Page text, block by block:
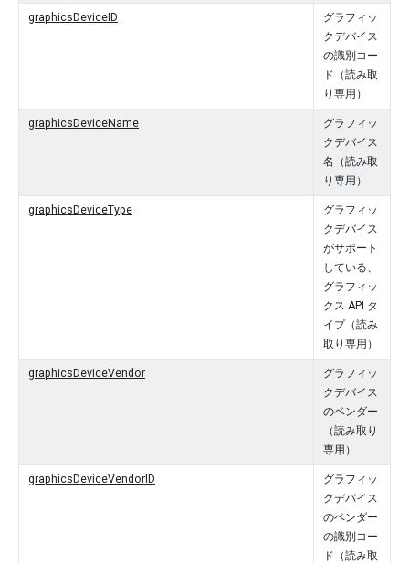
graphicsDeviceID
グラフィッ
クデバイス
の識別コー
ド（読み取
り専用）
graphicsDeviceName
グラフィッ
クデバイス
名（読み取
り専用）
graphicsDeviceType
グラフィッ
クデバイス
がサポート
している、
グラフィッ
クス API タ
イプ（読み
取り専用）
graphicsDeviceVendor
グラフィッ
クデバイス
のベンダー
（読み取り
専用）
graphicsDeviceVendorID
グラフィッ
クデバイス
のベンダー
の識別コー
ド（読み取